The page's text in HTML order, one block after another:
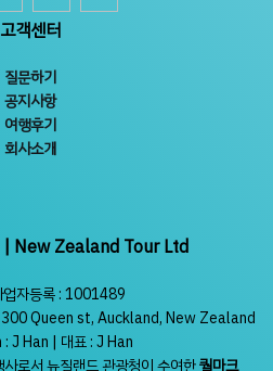
| New Zealand Tour Ltd
업자등록 : 1001489
300 Queen st, Auckland, New Zealand
J Han | 대표 : J Han
로서 뉴질랜드 관광청이 수여한퀄마크
고객센터
질문하기
공지사항
여행후기
회사소개